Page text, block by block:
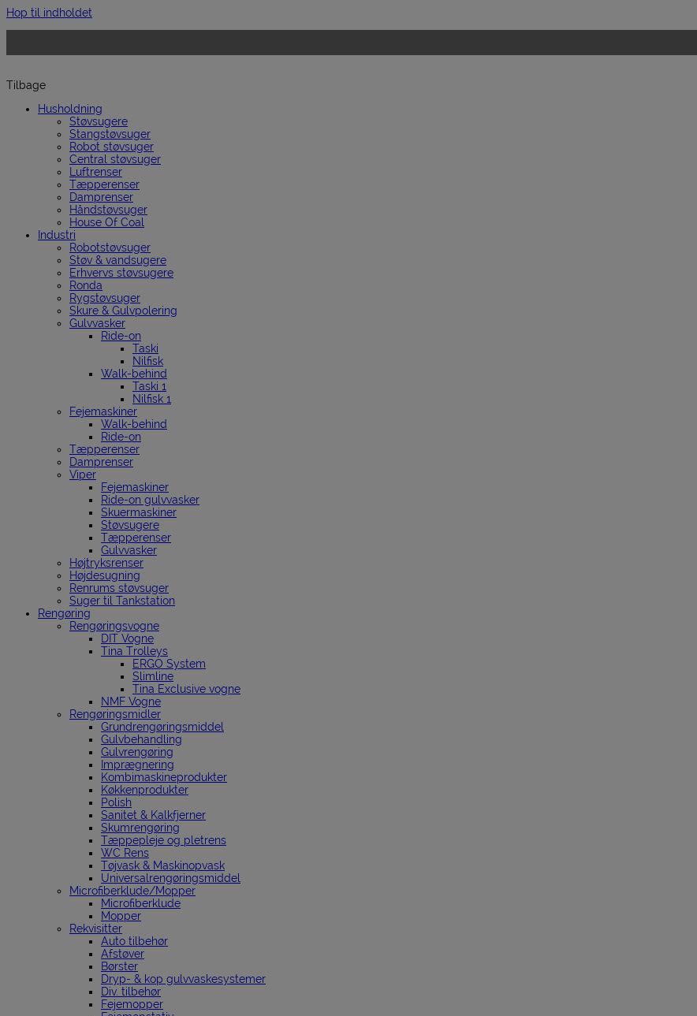
Hop til indholdet
Tilbage
Husholdning
Støvsugere
Stangstøvsuger
Robot støvsuger
Central støvsuger
Luftrenser
Tæpperenser
Damprenser
Håndstøvsuger
House Of Coal
Industri
Robotstøvsuger
Støv & vandsugere
Erhvervs støvsugere
Ronda
Rygstøvsuger
Skure & Gulvpolering
Gulvvasker
Ride-on
Taski
Nilfisk
Walk-behind
Taski 1
Nilfisk 1
Fejemaskiner
Walk-behind
Ride-on
Tæpperenser
Damprenser
Viper
Fejemaskiner
Ride-on gulvvasker
Skuermaskiner
Støvsugere
Tæpperenser
Gulvvasker
Højtryksrenser
Højdesugning
Renrums støvsuger
Suger til Tankstation
Rengøring
Rengøringsvogne
DIT Vogne
Tina Trolleys
ERGO System
Slimline
Tina Exclusive vogne
NMF Vogne
Rengøringsmidler
Grundrengøringsmiddel
Gulvbehandling
Gulvrengøring
Imprægnering
Kombimaskineprodukter
Køkkenprodukter
Polish
Sanitet & Kalkfjerner
Skumrengøring
Tæppepleje og pletrens
WC Rens
Tøjvask & Maskinopvask
Universalrengøringsmiddel
Microfiberklude/Mopper
Microfiberklude
Mopper
Rekvisitter
Auto tilbehør
Afstøver
Børster
Dryp- & kop gulvvaskesystemer
Div. tilbehør
Fejemopper